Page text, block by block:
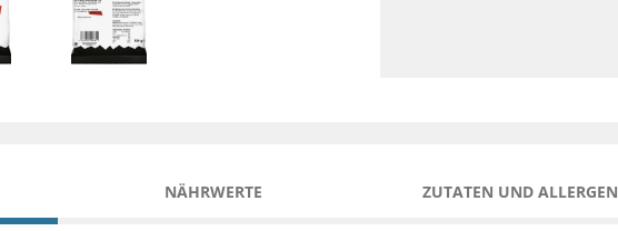
NÄHRWERTE ZUTATEN UND